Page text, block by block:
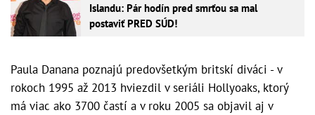
Islandu: Pár hodín pred smrťou sa mal
postaviť PRED SÚD!
Paula Danana poznajú predovšetkým britskí diváci - v
rokoch 1995 až 2013 hviezdil v seriáli Hollyoaks, ktorý
má viac ako 3700 častí a v roku 2005 sa objavil aj v